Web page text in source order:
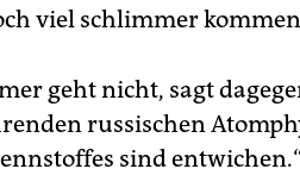
viel schlimmer
geht nicht, sagt
russischen
sind